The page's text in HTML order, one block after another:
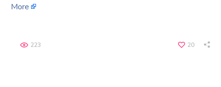
More
20
223